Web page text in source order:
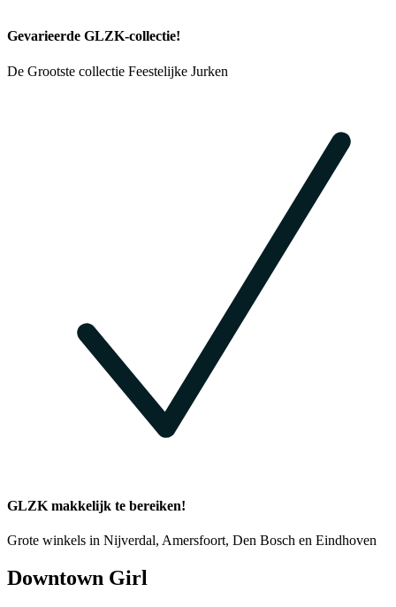
Gevarieerde GLZK-collectie!
De Grootste collectie Feestelijke Jurken
GLZK makkelijk te bereiken!
Grote winkels in Nijverdal, Amersfoort, Den Bosch en Eindhoven
Downtown Girl